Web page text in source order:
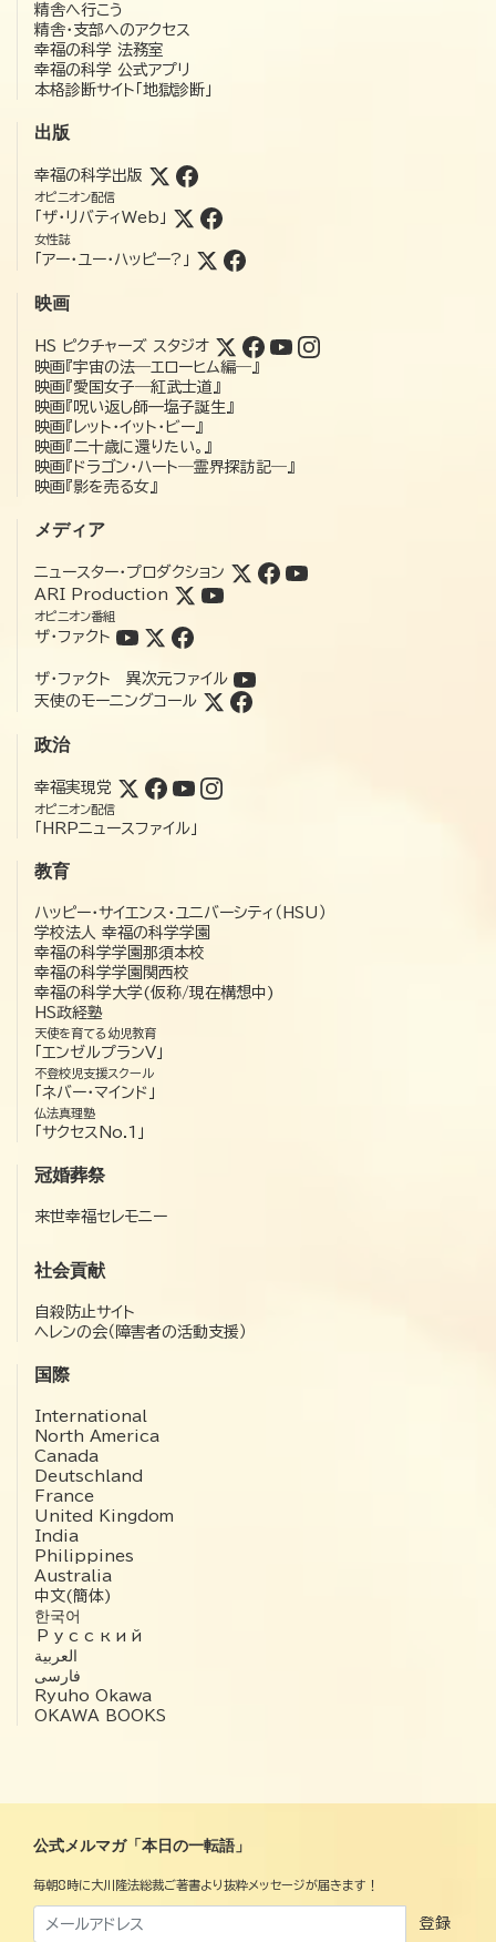
精舎へ行こう
精舎・支部へのアクセス
幸福の科学 法務室
幸福の科学 公式アプリ
本格診断サイト「地獄診断」
出版
幸福の科学出版
オピニオン配信
「ザ・リバティWeb」
女性誌
「アー・ユー・ハッピー?」
映画
HS ピクチャーズ スタジオ
映画『宇宙の法―エローヒム編―』
映画『愛国女子―紅武士道』
映画『呪い返し師—塩子誕生』
映画『レット・イット・ビー』
映画『二十歳に還りたい。』
映画『ドラゴン・ハート―霊界探訪記―』
映画『影を売る女』
メディア
ニュースター・プロダクション
ARI Production
オピニオン番組
ザ・ファクト
ザ・ファクト 異次元ファイル
天使のモーニングコール
政治
幸福実現党
オピニオン配信
「HRPニュースファイル」
教育
ハッピー・サイエンス・ユニバーシティ（HSU）
学校法人 幸福の科学学園
幸福の科学学園那須本校
幸福の科学学園関西校
幸福の科学大学(仮称/現在構想中)
HS政経塾
天使を育てる幼児教育
「エンゼルプランV」
不登校児支援スクール
「ネバー・マインド」
仏法真理塾
「サクセスNo.1」
冠婚葬祭
来世幸福セレモニー
社会貢献
自殺防止サイト
ヘレンの会（障害者の活動支援）
国際
International
North America
Canada
Deutschland
France
United Kingdom
India
Philippines
Australia
中文(簡体)
한국어
Русский
العربية‏
فارسی
Ryuho Okawa
OKAWA BOOKS
公式メルマガ「本日の一転語」
毎朝8時に大川隆法総裁ご著書より抜粋メッセージが届きます！
登録